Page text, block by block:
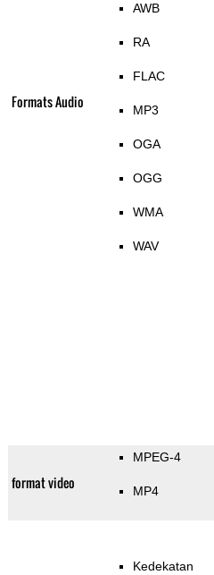
Formats Audio
AWB
RA
FLAC
MP3
OGA
OGG
WMA
WAV
format video
MPEG-4
MP4
Kedekatan